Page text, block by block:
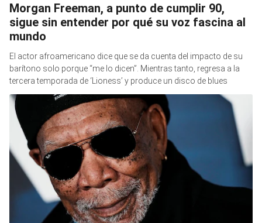
Morgan Freeman, a punto de cumplir 90,
sigue sin entender por qué su voz fascina al
mundo
El actor afroamericano dice que se da cuenta del impacto de su
barítono solo porque “me lo dicen”. Mientras tanto, regresa a la
tercera temporada de ‘Lioness’ y produce un disco de blues